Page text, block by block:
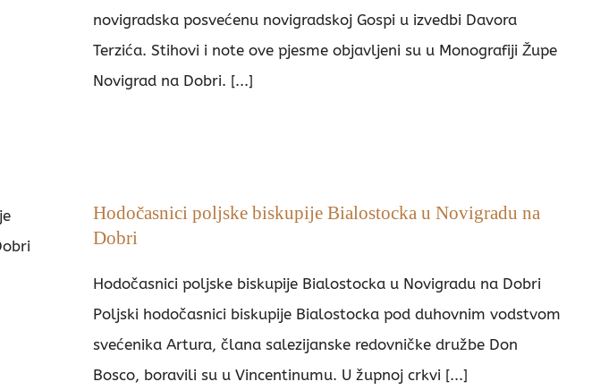
novigradska posvećenu novigradskoj Gospi u izvedbi Davora
Terzića. Stihovi i note ove pjesme objavljeni su u Monografiji Župe
Novigrad na Dobri. [...]
Hodočasnici poljske biskupije Bialostocka u Novigradu na
Dobri
Hodočasnici poljske biskupije Bialostocka u Novigradu na Dobri
Poljski hodočasnici biskupije Bialostocka pod duhovnim vodstvom
svećenika Artura, člana salezijanske redovničke družbe Don
Bosco, boravili su u Vincentinumu. U župnoj crkvi [...]